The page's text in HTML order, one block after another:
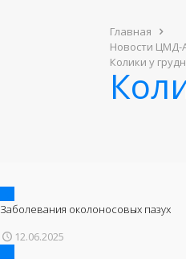
Главная
Новости ЦМД-
Колики у
Заболевания околоносовых пазух
12.06.2025